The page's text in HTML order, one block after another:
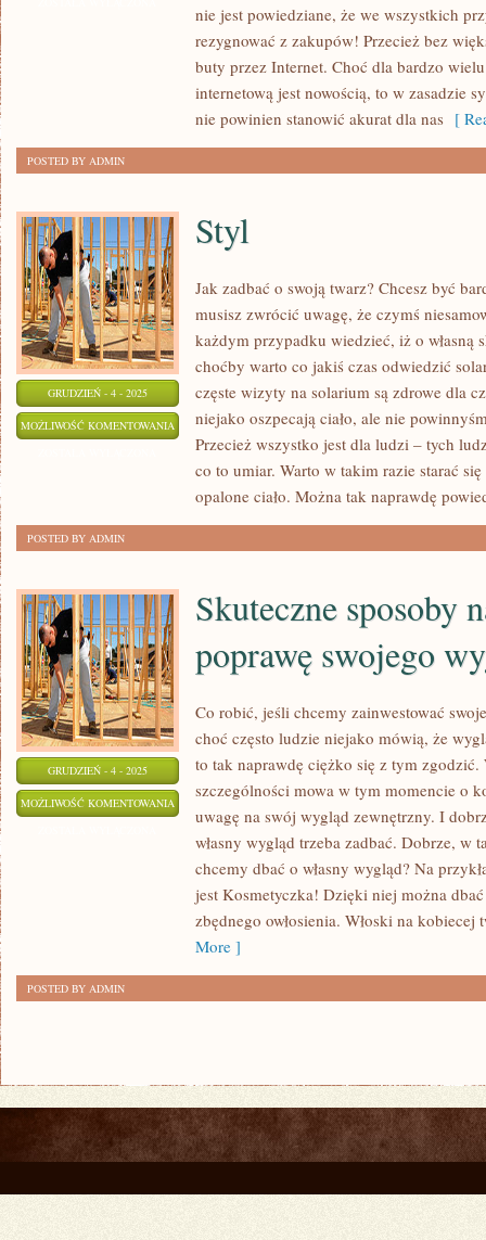
nie jest powiedziane, że we wszystkich
rezygnować z zakupów! Przecież bez
buty przez Internet. Choć dla bardzo
internetową jest nowością, to w zasadzie
nie powinien stanowić akurat dla nas [
POSTED BY ADMIN
GRUDZIEŃ - 4 - 2025
MOŻLIWOŚĆ KOMENTOWANIA STYL
Styl
Jak zadbać o swoją twarz? Chcesz być
musisz zwrócić uwagę, że czymś
każdym przypadku wiedzieć, iż o własną
choćby warto co jakiś czas odwiedzić
częste wizyty na solarium są zdrowe dla
niejako oszpecają ciało, ale nie
Przecież wszystko jest dla ludzi – tych
co to umiar. Warto w takim razie starać
opalone ciało. Można tak naprawdę
POSTED BY ADMIN
GRUDZIEŃ - 4 - 2025
MOŻLIWOŚĆ KOMENTOWANIA SKUTECZNE
Skuteczne sposoby
poprawę swojego
Co robić, jeśli chcemy zainwestować
choć często ludzie niejako mówią, że
to tak naprawdę ciężko się z tym
szczególności mowa w tym momencie o
uwagę na swój wygląd zewnętrzny. I
własny wygląd trzeba zadbać. Dobrze, w
chcemy dbać o własny wygląd? Na
jest Kosmetyczka! Dzięki niej można
zbędnego owłosienia. Włoski na kobiecej
More ]
POSTED BY ADMIN